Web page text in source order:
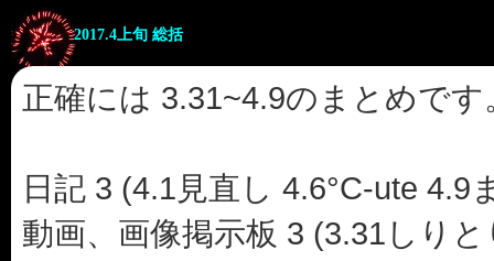
2017.4上旬 総括
正確には 3.31~4.9のまとめです
日記 3 (4.1見直し 4.6°C-ute 4.9
動画、画像掲示板 3 (3.31しり